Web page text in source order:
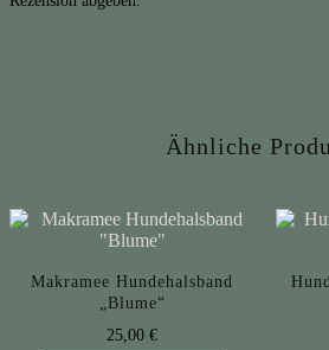
Ähnliche
Makramee Hundehalsband
„Blume“
25,00€